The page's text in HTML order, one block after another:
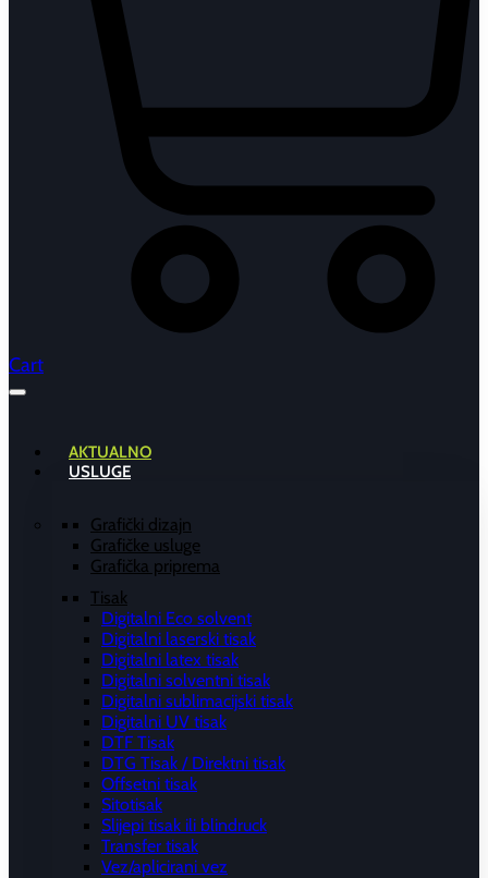
Cart
AKTUALNO
USLUGE
Grafički dizajn
Grafičke usluge
Grafička priprema
Tisak
Digitalni Eco solvent
Digitalni laserski tisak
Digitalni latex tisak
Digitalni solventni tisak
Digitalni sublimacijski tisak
Digitalni UV tisak
DTF Tisak
DTG Tisak / Direktni tisak
Offsetni tisak
Sitotisak
Slijepi tisak ili blindruck
Transfer tisak
Vez/aplicirani vez